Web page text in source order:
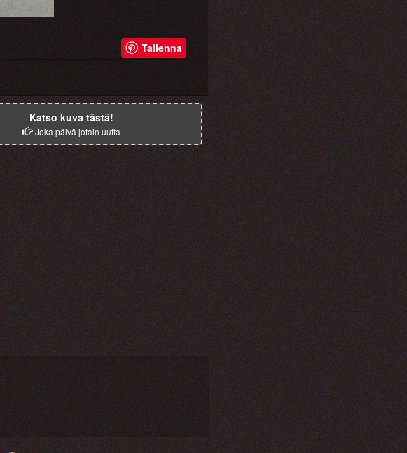
Tallenna
Katso kuva tästä!
Joka päivä jotain uutta